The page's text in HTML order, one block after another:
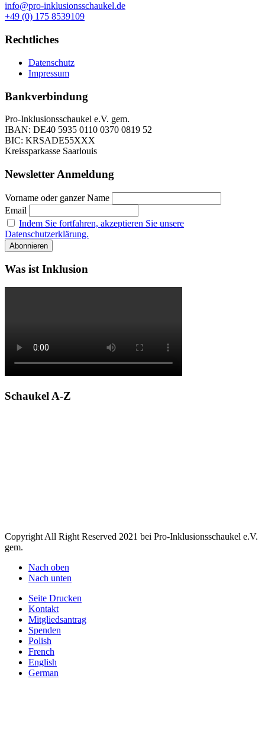
info@pro-inklusionsschaukel.de
+49 (0) 175 8539109
Rechtliches
Datenschutz
Impressum
Bankverbindung
Pro-Inklusionsschaukel e.V. gem.
IBAN: DE40 5935 0110 0370 0819 52
BIC: KRSADE55XXX
Kreissparkasse Saarlouis
Newsletter Anmeldung
Vorname oder ganzer Name
Email
Indem Sie fortfahren, akzeptieren Sie unsere
Datenschutzerklärung.
Was ist Inklusion
Schaukel A-Z
Copyright All Right Reserved 2021 bei Pro-Inklusionsschaukel e.V.
gem.
Nach oben
Nach unten
Seite Drucken
Kontakt
Mitgliedsantrag
Spenden
Polish
French
English
German